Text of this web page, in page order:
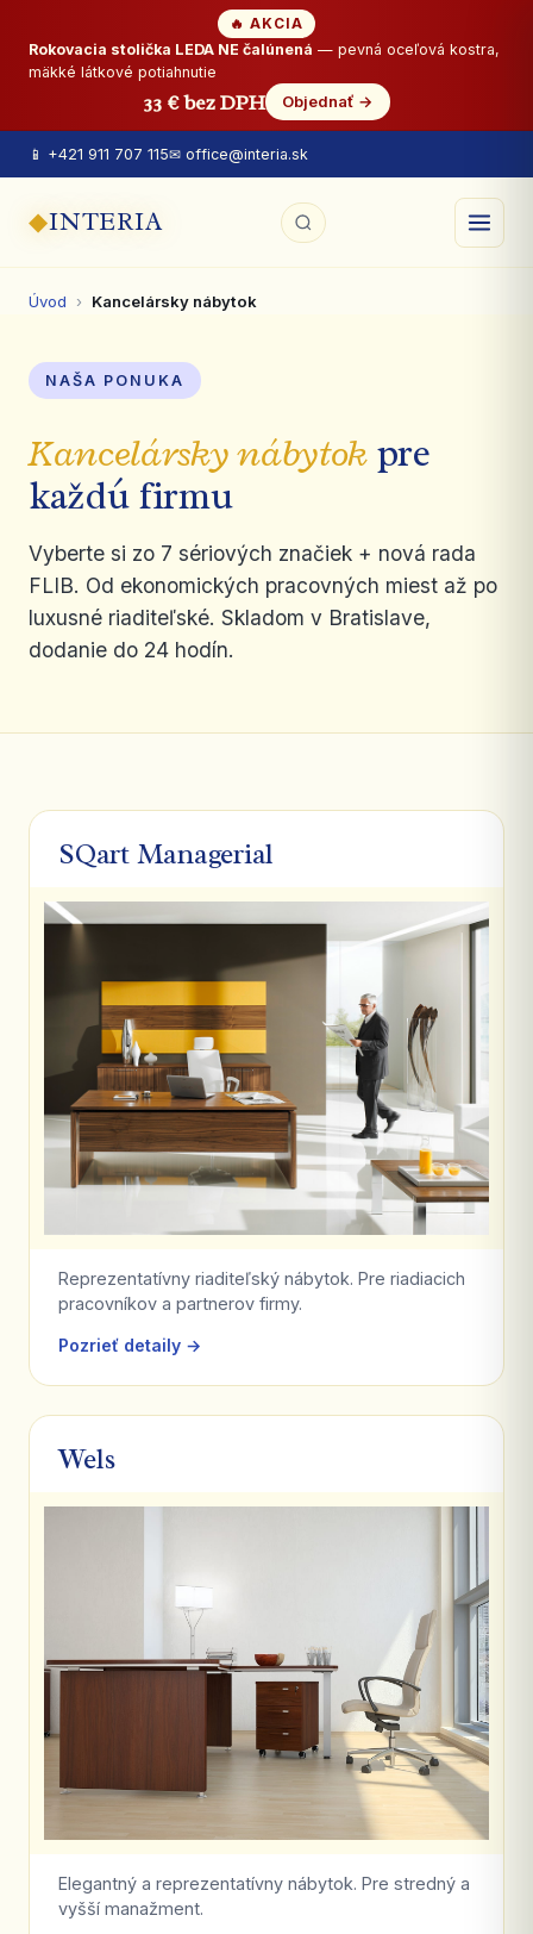
🔥 AKCIA
Rokovacia stolička LEDA NE čalúnená — pevná oceľová kostra,
mäkké látkové potiahnutie
33 € bez DPH Objednať →
📱 +421 911 707 115✉ office@interia.sk
◆INTERIA
Úvod › Kancelársky nábytok
NAŠA PONUKA
Kancelársky nábytokpre
každú firmu
Vyberte si zo 7 sériových značiek + nová rada
FLIB. Od ekonomických pracovných miest až po
luxusné riaditeľské. Skladom v Bratislave,
dodanie do 24 hodín.
SQart Managerial
Reprezentatívny riaditeľský nábytok. Pre riadiacich
pracovníkov a partnerov firmy.
Pozrieť detaily →
Wels
Elegantný a reprezentatívny nábytok. Pre stredný a
vyšší manažment.